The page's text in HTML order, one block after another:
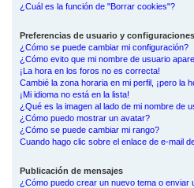
¿Cuál es la función de "Borrar cookies"?
Preferencias de usuario y configuraciones
¿Cómo se puede cambiar mi configuración?
¿Cómo evito que mi nombre de usuario
¡La hora en los foros no es correcta!
Cambié la zona horaria en mi perfil, ¡pero la
¡Mi idioma no está en la lista!
¿Qué es la imagen al lado de mi nombre de
¿Cómo puedo mostrar un avatar?
¿Cómo se puede cambiar mi rango?
Cuando hago clic sobre el enlace de e-mail
Publicación de mensajes
¿Cómo puedo crear un nuevo tema o enviar